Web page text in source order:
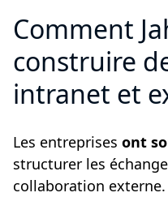
Comment
construire
intranet et
Les entreprises ont
structurer les
collaboration